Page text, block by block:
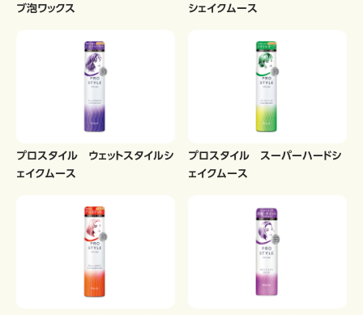
ブ泡ワックス
シェイクムース
プロスタイル ウェットスタイルシ
ェイクムース
プロスタイル スーパーハードシ
ェイクムース